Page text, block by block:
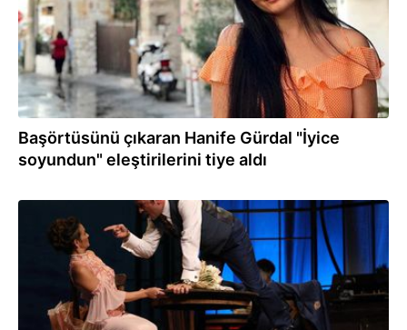
Başörtüsünü çıkaran Hanife Gürdal "İyice
soyundun" eleştirilerini tiye aldı
09.01.2018